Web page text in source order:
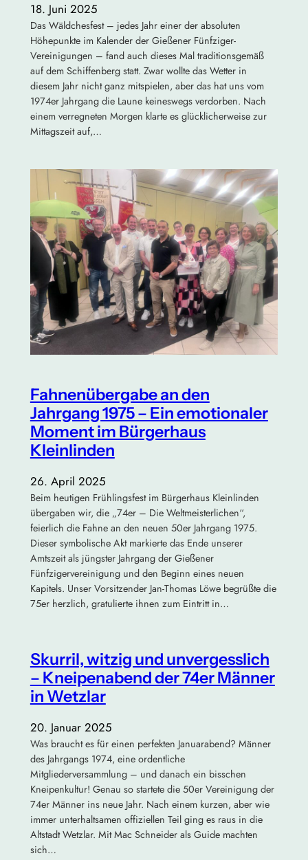
18. Juni 2025
Das Wäldchesfest – jedes Jahr einer der absoluten
Höhepunkte im Kalender der Gießener Fünfziger-
Vereinigungen – fand auch dieses Mal traditionsgemäß
auf dem Schiffenberg statt. Zwar wollte das Wetter in
diesem Jahr nicht ganz mitspielen, aber das hat uns vom
1974er Jahrgang die Laune keineswegs verdorben. Nach
einem verregneten Morgen klarte es glücklicherweise zur
Mittagszeit auf,…
Fahnenübergabe an den
Jahrgang 1975 – Ein emotionaler
Moment im Bürgerhaus
Kleinlinden
26. April 2025
Beim heutigen Frühlingsfest im Bürgerhaus Kleinlinden
übergaben wir, die „74er – Die Weltmeisterlichen“,
feierlich die Fahne an den neuen 50er Jahrgang 1975.
Dieser symbolische Akt markierte das Ende unserer
Amtszeit als jüngster Jahrgang der Gießener
Fünfzigervereinigung und den Beginn eines neuen
Kapitels. Unser Vorsitzender Jan-Thomas Löwe begrüßte die
75er herzlich, gratulierte ihnen zum Eintritt in…
Skurril, witzig und unvergesslich
– Kneipenabend der 74er Männer
in Wetzlar
20. Januar 2025
Was braucht es für einen perfekten Januarabend? Männer
des Jahrgangs 1974, eine ordentliche
Mitgliederversammlung – und danach ein bisschen
Kneipenkultur! Genau so startete die 50er Vereinigung der
74er Männer ins neue Jahr. Nach einem kurzen, aber wie
immer unterhaltsamen offiziellen Teil ging es raus in die
Altstadt Wetzlar. Mit Mac Schneider als Guide machten
sich…